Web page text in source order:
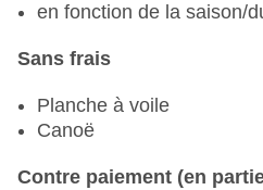
en fonction de la saison/
Sans frais
Planche à voile
Canoë
Contre paiement (en